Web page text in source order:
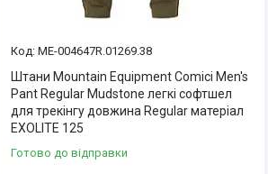
ME-004647R.01269.38
Штани Mountain Equipment Comici Men's
Pant Regular Mudstone легкі софтшел
для трекінгу довжина Regular матеріал
EXOLITE 125
Готово до відправки